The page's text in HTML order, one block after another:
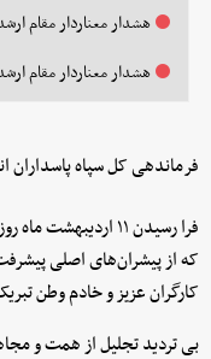
هشدار معناردار مقام
هشدار معناردار مقام
فرماندهی کل سپاه پاسداران
فرا رسیدن ۱۱
که از پیشران‌های اصلی
کارگران عزیز و خادم وطن
بی تردید تجلیل از همت و